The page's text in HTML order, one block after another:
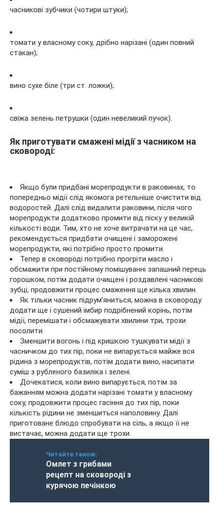
часникові зубчики (чотири штуки);
томати у власному соку, дрібно нарізані (один повний
стакан);
вино сухе біле (три ст. ложки);
свіжа зелень петрушки (один невеликий пучок).
Як приготувати смажені мідії з часником на
сковороді:
Якщо були придбані морепродукти в раковинах, то
попередньо мідії слід якомога ретельніше очистити від
водоростей. Далі слід видалити раковини, після чого
морепродукти додатково промити від піску у великій
кількості води. Тим, хто не хоче витрачати на це час,
рекомендується придбати очищені і заморожені
морепродукти, які потрібно просто промити.
Тепер в сковороді потрібно прогріти масло і
обсмажити при постійному помішуванні запашний перець
горошком, потім додати очищені і роздавлені часникові
зубці, продовжити процес смаження ще кілька хвилин.
Як тільки часник підрум’яниться, можна в сковороду
додати ще і сушений імбир подрібнений корінь, потім
мідії, перемішати і обсмажувати хвилини три, трохи
посолити.
Зменшити вогонь і під кришкою тушкувати мідії з
часничком до тих пір, поки не випарується майже вся
рідина з морепродуктів, потім додати вино, насипати
суміш з рубленого базиліка і зелені.
Дочекатися, коли вино випарується, потім за
бажанням можна додати нарізані томати у власному
соку, продовжити процес гасіння до тих пір, поки
кількість рідини не зменшиться наполовину. Далі
приготоване блюдо спробувати на сіль, а якщо її не
вистачає, можна додати ще трохи.
Читайте також:
Омлет з грибами
рецепт на сковороді з
курячою печінкою